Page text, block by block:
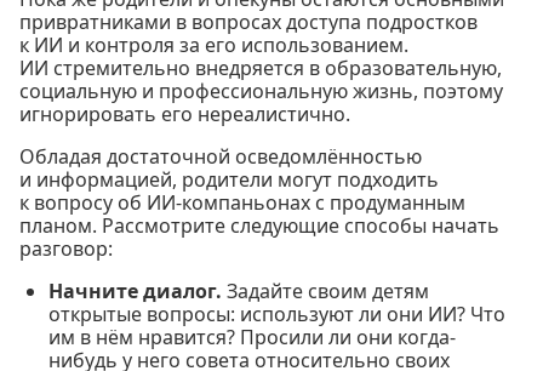
привратниками в вопросах доступа подростков
к ИИ и контроля за его использованием.
ИИ стремительно внедряется в образовательную,
социальную и профессиональную жизнь, поэтому
игнорировать его нереалистично.
Обладая достаточной осведомлённостью
и информацией, родители могут подходить
к вопросу об ИИ-компаньонах с продуманным
планом. Рассмотрите следующие способы начать
разговор:
Начните диалог. Задайте своим детям
открытые вопросы: используют ли они ИИ? Что
им в нём нравится? Просили ли они когда-
нибудь у него совета относительно своих